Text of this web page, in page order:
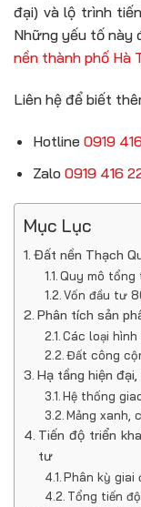
đại) và lộ trình
Những yếu tố này
nền thành phố Hà
Liên hệ để biết
Hotline 0919
Zalo 0919 416
Mục Lục
Đất nền Thạch
Quy mô tổng
Vốn đầu tư
Phân tích sản
Các loại
Đất công
Hạ tầng hiện
Hệ thống
Mảng xanh,
Tiến độ triển
tư
Phân kỳ giai
Tổng tiến